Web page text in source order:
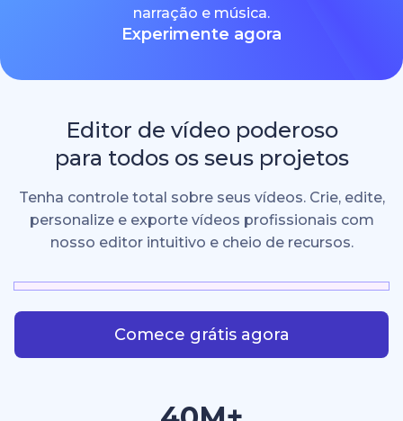
narração e música.
Experimente agora
Editor de vídeo poderoso
para todos os seus projetos
Tenha controle total sobre seus vídeos. Crie, edite,
personalize e exporte vídeos profissionais com
nosso editor intuitivo e cheio de recursos.
Comece grátis agora